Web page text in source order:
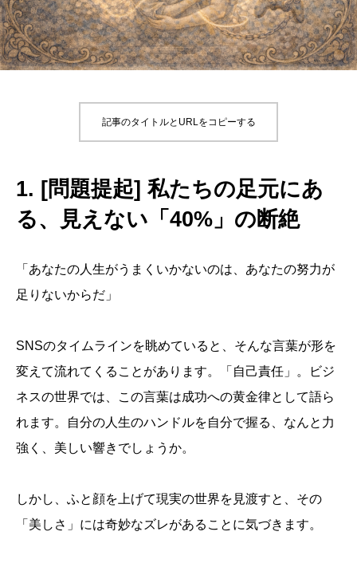
記事のタイトルとURLをコピーする
1. [問題提起] 私たちの足元にあ
る、見えない「40%」の断絶
「あなたの人生がうまくいかないのは、あなたの努力が
足りないからだ」
SNSのタイムラインを眺めていると、そんな言葉が形を
変えて流れてくることがあります。「自己責任」。ビジ
ネスの世界では、この言葉は成功への黄金律として語ら
れます。自分の人生のハンドルを自分で握る、なんと力
強く、美しい響きでしょうか。
しかし、ふと顔を上げて現実の世界を見渡すと、その
「美しさ」には奇妙なズレがあることに気づきます。